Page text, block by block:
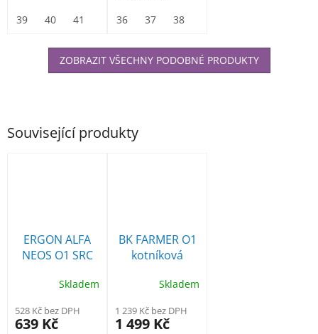
Související produkty
ERGON ALFA
NEOS O1 SRC
pracovní obuv
Skladem
528 Kč bez DPH
639 Kč
BK FARMER O1
kotníková
Skladem
1 239 Kč bez DPH
1 499 Kč
39 40 41
neobsahující
36 37 38
ZOBRAZIT VŠECHNY PODOBNÉ PRODUKTY